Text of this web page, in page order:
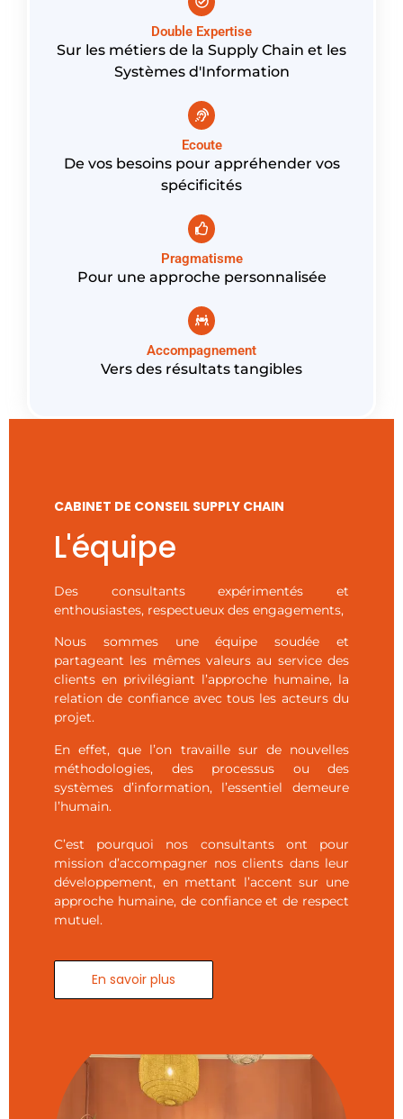
Double Expertise
Sur les métiers de la Supply Chain et les
Systèmes d'Information
Ecoute
De vos besoins pour appréhender vos
spécificités
Pragmatisme
Pour une approche personnalisée
Accompagnement
Vers des résultats tangibles
CABINET DE CONSEIL SUPPLY CHAIN
L'équipe
Des consultants expérimentés et
enthousiastes, respectueux des engagements,
Nous sommes une équipe soudée et
partageant les mêmes valeurs au service des
clients en privilégiant l’approche humaine, la
relation de confiance avec tous les acteurs du
projet.
En effet, que l’on travaille sur de nouvelles
méthodologies, des processus ou des
systèmes d’information, l’essentiel demeure
l’humain.
C’est pourquoi nos consultants ont pour
mission d’accompagner nos clients dans leur
développement, en mettant l’accent sur une
approche humaine, de confiance et de respect
mutuel.
En savoir plus